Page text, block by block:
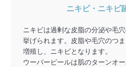
ニキビ・ニキビ
ニキビは過剰な皮脂の分泌や毛
挙げられます。皮脂や毛穴のつ
増殖し、ニキビとなります。
ウーバーピールは肌のターンオ